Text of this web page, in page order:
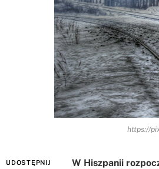
https://
UDOSTĘPNIJ
W Hiszpanii